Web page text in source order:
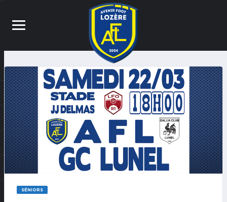
SÉNIORS